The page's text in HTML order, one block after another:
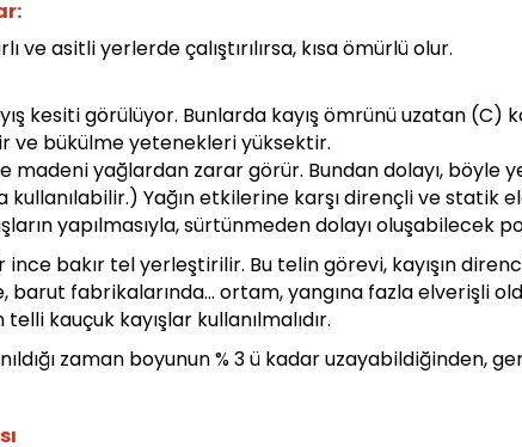
ve asitli yerlerde çalıştırılırsa, kısa ömürlü olur.
kesiti görülüyor. Bunlarda kayış ömrünü uzatan (C)
ve bükülme yetenekleri yüksektir.
madeni yağlardan zarar görür. Bundan dolayı, böyle
kullanılabilir.) Yağın etkilerine karşı dirençli ve
yapılmasıyla, sürtünmeden dolayı
ince bakır tel yerleştirilir. Bu telin görevi, kayışın
barut fabrikalarında… ortam, yangına fazla elverişli
kauçuk kayışlar kullanılmalıdır.
zaman boyunun % 3 ü kadar uzayabildiğinden,